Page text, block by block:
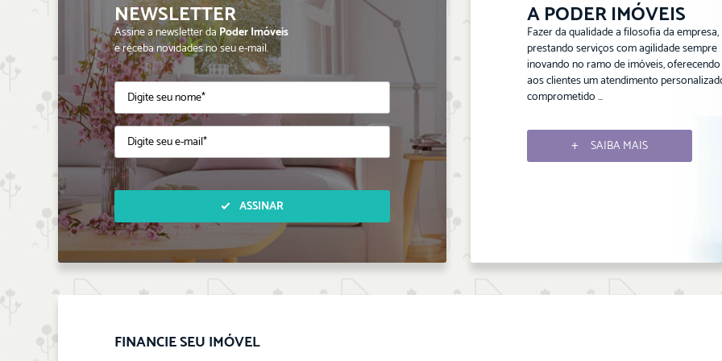
NEWSLETTER
Assine a newsletter daPoder Imóveis
e receba novidades no seu e-mail.
ASSINAR
A PODER IMÓVEIS
Fazer da qualidade a filosofia da empresa,
prestando serviços com agilidade sempre
inovando no ramo de imóveis, oferecendo
aos clientes um atendimento
comprometido ...
SAIBA MAIS
FINANCIE SEU IMÓVEL